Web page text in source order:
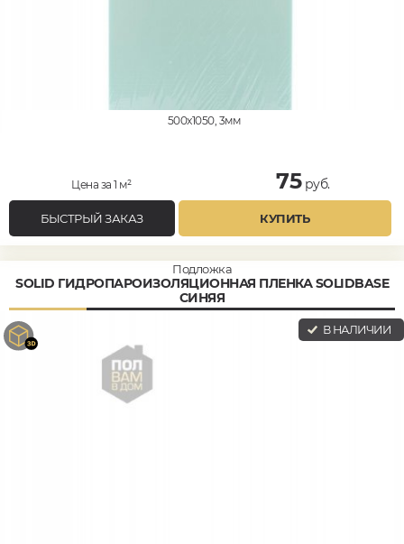
500x1050, 3мм
Цена за 1 м² 75руб.
БЫСТРЫЙ ЗАКАЗ КУПИТЬ
Подложка
SOLID ГИДРОПАРОИЗОЛЯЦИОННАЯ ПЛЕНКА SOLIDBASE
СИНЯЯ
В НАЛИЧИИ